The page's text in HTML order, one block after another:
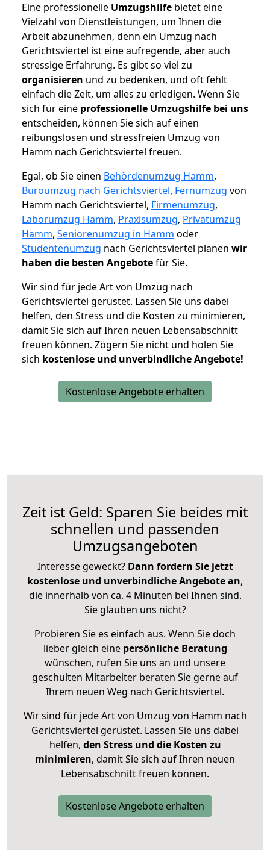
Eine professionelle Umzugshilfe bietet eine
Vielzahl von Dienstleistungen, um Ihnen die
Arbeit abzunehmen, denn ein Umzug nach
Gerichtsviertel ist eine aufregende, aber auch
stressige Erfahrung. Es gibt so viel zu
organisieren und zu bedenken, und oft fehlt
einfach die Zeit, um alles zu erledigen. Wenn Sie
sich für eine professionelle Umzugshilfe bei uns
entscheiden, können Sie sich auf einen
reibungslosen und stressfreien Umzug von
Hamm nach Gerichtsviertel freuen.
Egal, ob Sie einen Behördenumzug Hamm,
Büroumzug nach Gerichtsviertel, Fernumzug von
Hamm nach Gerichtsviertel, Firmenumzug,
Laborumzug Hamm, Praxisumzug, Privatumzug
Hamm, Seniorenumzug in Hamm oder
Studentenumzug nach Gerichtsviertel planen wir
haben die besten Angebotefür Sie.
Wir sind für jede Art von Umzug nach
Gerichtsviertel gerüstet. Lassen Sie uns dabei
helfen, den Stress und die Kosten zu minimieren,
damit Sie sich auf Ihren neuen Lebensabschnitt
freuen können. Zögern Sie nicht und holen Sie
sich kostenlose und unverbindliche Angebote!
Kostenlose Angebote erhalten
Zeit ist Geld: Sparen Sie beides mit
schnellen und passenden
Umzugsangeboten
Interesse geweckt? Dann fordern Sie jetzt
kostenlose und unverbindliche Angebote an,
die innerhalb von ca. 4 Minuten bei Ihnen sind.
Sie glauben uns nicht?
Probieren Sie es einfach aus. Wenn Sie doch
lieber gleich eine persönliche Beratung
wünschen, rufen Sie uns an und unsere
geschulten Mitarbeiter beraten Sie gerne auf
Ihrem neuen Weg nach Gerichtsviertel.
Wir sind für jede Art von Umzug von Hamm nach
Gerichtsviertel gerüstet. Lassen Sie uns dabei
helfen, den Stress und die Kosten zu
minimieren, damit Sie sich auf Ihren neuen
Lebensabschnitt freuen können.
Kostenlose Angebote erhalten